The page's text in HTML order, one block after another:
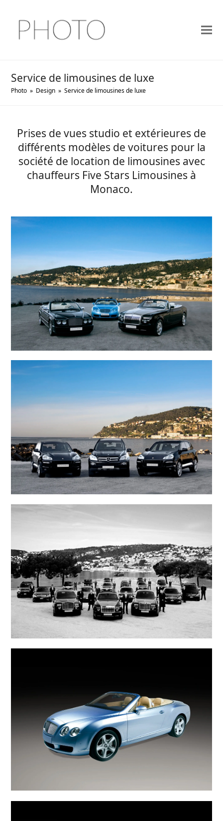
Service de limousines de luxe
Photo » Design » Service de limousines de luxe
Prises de vues studio et extérieures de
différents modèles de voitures pour la
société de location de limousines avec
chauffeurs Five Stars Limousines à
Monaco.